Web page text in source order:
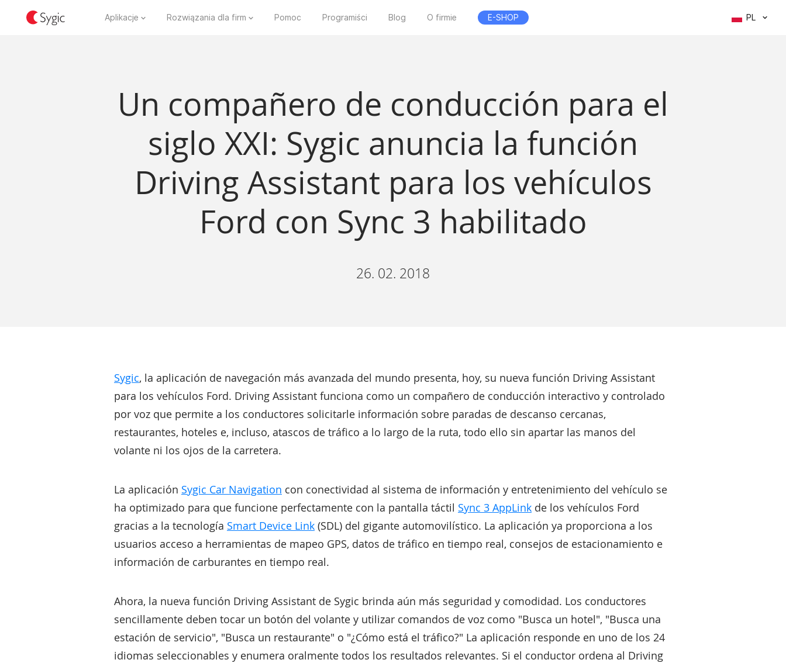
Aplikacje Rozwiązania dla firm Pomoc Programiści Blog O firmie E-SHOP PL
Un compañero de conducción para el
siglo XXI: Sygic anuncia la función
Driving Assistant para los vehículos
Ford con Sync 3 habilitado
26. 02. 2018
Sygic, la aplicación de navegación más avanzada del mundo presenta, hoy, su nueva función Driving Assistant
para los vehículos Ford. Driving Assistant funciona como un compañero de conducción interactivo y controlado
por voz que permite a los conductores solicitarle información sobre paradas de descanso cercanas,
restaurantes, hoteles e, incluso, atascos de tráfico a lo largo de la ruta, todo ello sin apartar las manos del
volante ni los ojos de la carretera.
La aplicación Sygic Car Navigation con conectividad al sistema de información y entretenimiento del vehículo se
ha optimizado para que funcione perfectamente con la pantalla táctil Sync 3 AppLink de los vehículos Ford
gracias a la tecnología Smart Device Link (SDL) del gigante automovilístico. La aplicación ya proporciona a los
usuarios acceso a herramientas de mapeo GPS, datos de tráfico en tiempo real, consejos de estacionamiento e
información de carburantes en tiempo real.
Ahora, la nueva función Driving Assistant de Sygic brinda aún más seguridad y comodidad. Los conductores
sencillamente deben tocar un botón del volante y utilizar comandos de voz como "Busca un hotel", "Busca una
estación de servicio", "Busca un restaurante" o "¿Cómo está el tráfico?" La aplicación responde en uno de los 24
idiomas seleccionables y enumera oralmente todos los resultados relevantes. Si el conductor ordena al Driving